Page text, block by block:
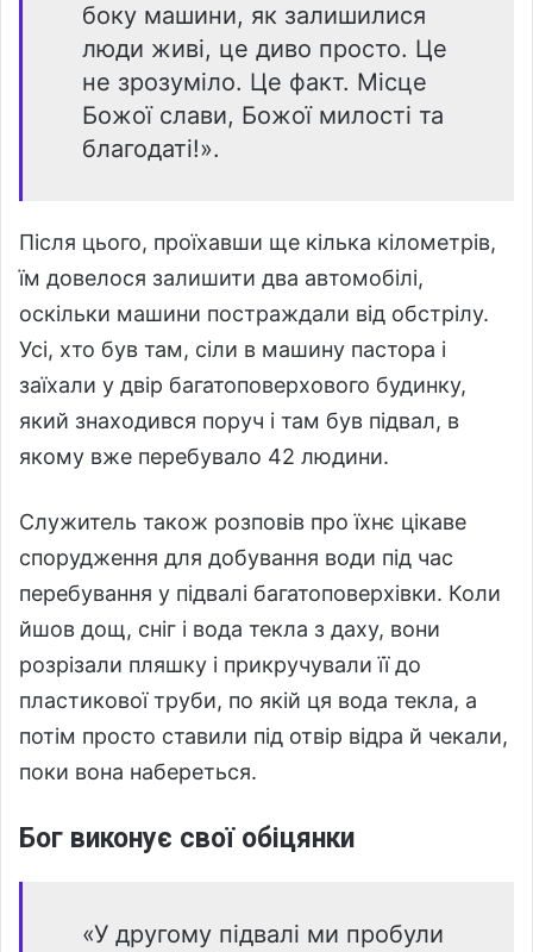
боку машини, як залишилися
люди живі, це диво просто. Це
не зрозуміло. Це факт. Місце
Божої слави, Божої милості та
благодаті!».
Після цього, проїхавши ще кілька кілометрів,
їм довелося залишити два автомобілі,
оскільки машини постраждали від обстрілу.
Усі, хто був там, сіли в машину пастора і
заїхали у двір багатоповерхового будинку,
який знаходився поруч і там був підвал, в
якому вже перебувало 42 людини.
Служитель також розповів про їхнє цікаве
спорудження для добування води під час
перебування у підвалі багатоповерхівки. Коли
йшов дощ, сніг і вода текла з даху, вони
розрізали пляшку і прикручували її до
пластикової труби, по якій ця вода текла, а
потім просто ставили під отвір відра й чекали,
поки вона набереться.
Бог виконує свої обіцянки
«У другому підвалі ми пробули